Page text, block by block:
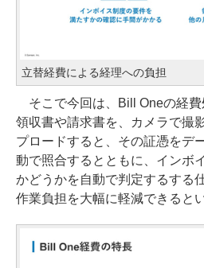
立替経費による経理への負担
そこで今回は、Bill Oneの経費
領収書や請求書を、カメラで撮
プロードすると、その証憑をデ
動で照合するとともに、インボ
かどうかを自動で判定するする
作業負担を大幅に軽減できるとい